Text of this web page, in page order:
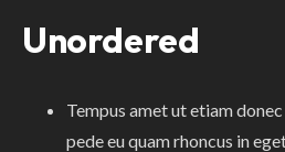
Unordered
Tempus amet ut etiam
pede eu quam rhoncus in